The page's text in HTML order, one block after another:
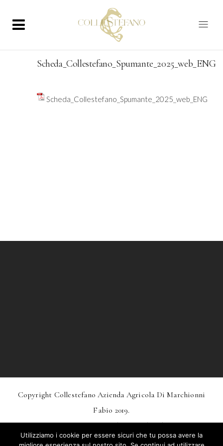
Scheda_Collestefano_Spumante_2025_web_ENG
Scheda_Collestefano_Spumante_2025_web_ENG
Copyright Collestefano Azienda Agricola Di Marchionni
Fabio 2019.
DesignMarkDesignStudio.itAndWebtoo.it
Privacy – Condizioni Generali Di Vendita
Utilizziamo i cookie per essere sicuri che tu possa avere la